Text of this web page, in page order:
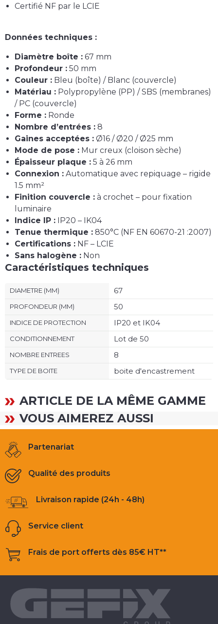
Certifié NF par le LCIE
Données techniques :
Diamètre boîte : 67 mm
Profondeur : 50 mm
Couleur : Bleu (boîte) / Blanc (couvercle)
Matériau : Polypropylène (PP) / SBS (membranes)
/ PC (couvercle)
Forme : Ronde
Nombre d’entrées : 8
Gaines acceptées : Ø16 / Ø20 / Ø25 mm
Mode de pose : Mur creux (cloison sèche)
Épaisseur plaque : 5 à 26 mm
Connexion : Automatique avec repiquage – rigide
1.5 mm²
Finition couvercle : à crochet – pour fixation
luminaire
Indice IP : IP20 – IK04
Tenue thermique : 850°C (NF EN 60670-21 :2007)
Certifications : NF – LCIE
Sans halogène : Non
Caractéristiques techniques
DIAMETRE (MM) 67
PROFONDEUR (MM) 50
INDICE DE PROTECTION IP20 et IK04
CONDITIONNEMENT Lot de 50
NOMBRE ENTREES 8
TYPE DE BOITE boite d'encastrement
ARTICLE DE LA MÊME GAMME
VOUS AIMEREZ AUSSI
Partenariat
Qualité des produits
Livraison rapide (24h - 48h)
Service client
Frais de port offerts dès 85€ HT**